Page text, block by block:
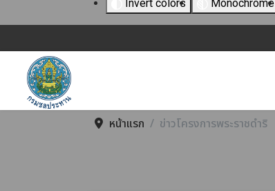
Invert colors Monochrome
หน้าแรก ข่าวโครงการพระราชดำริ